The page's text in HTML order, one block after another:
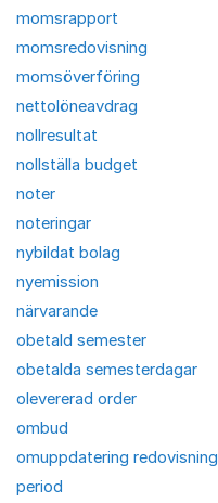
momsrapport
momsredovisning
momsöverföring
nettolöneavdrag
nollresultat
nollställa budget
noter
noteringar
nybildat bolag
nyemission
närvarande
obetald semester
obetalda semesterdagar
olevererad order
ombud
omuppdatering redovisning
period